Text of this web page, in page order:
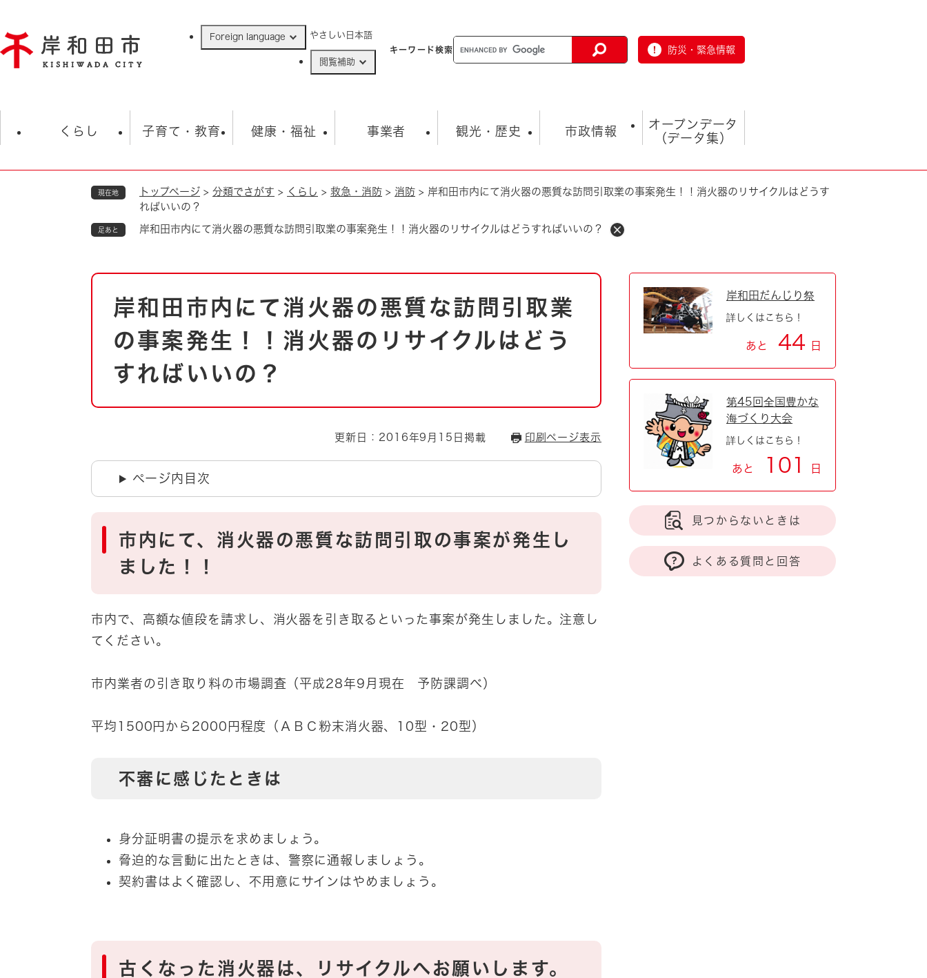
ジ
の
Foreign language やさしい日本語
閲覧補助
キーワード検索 防災・緊急情報
くらし
住民票・戸籍
保険・年金
自然・環境・公園 住宅
おくやみ
男女共同参画
地域コミュニティ・ボラン
国際交流
子育て・教育
学校 子育て
健康・福祉
福祉・健康・生活 生涯学習・スポーツ
事業者
入札・契約情報 まちづくり・協働
産業振興 税金
観光・歴史
観光 観光スポット
歴史 動画情報
市政情報
市の概要 総合計画
行財政 人権・平和
とじる
オープンデータ
（データ集）
オープンデータ
現在地 トップページ > 分類でさがす > くらし > 救急・消防 > 消防 > 岸和田市内にて消火器の悪質な訪問引取業の事案発生！！消火器のリサイクルはどうす
ればいいの？
足あと 岸和田市内にて消火器の悪質な訪問引取業の事案発生！！消火器のリサイクルはどうすればいいの？
本
岸和田市内にて消火器の悪質な訪問引取業
の事案発生！！消火器のリサイクルはどう
すればいいの？
更新日：2016年9月15日掲載 印刷ページ表示
ページ内目次
市内にて、消火器の悪質な訪問引取の事案が発生し
ました！！
市内で、高額な値段を請求し、消火器を引き取るといった事案が発生しました。注意し
てください。
市内業者の引き取り料の市場調査（平成28年9月現在 予防課調べ）
平均1500円から2000円程度（ＡＢＣ粉末消火器、10型・20型）
不審に感じたときは
身分証明書の提示を求めましょう。
脅迫的な言動に出たときは、警察に通報しましょう。
契約書はよく確認し、不用意にサインはやめましょう。
古くなった消火器は、リサイクルへお願いします。
岸和田だんじり祭
詳しくはこちら！
あと 44 日
第45回全国豊かな
海づくり大会
詳しくはこちら！
あと 101 日
見つからないときは
よくある質問と回答